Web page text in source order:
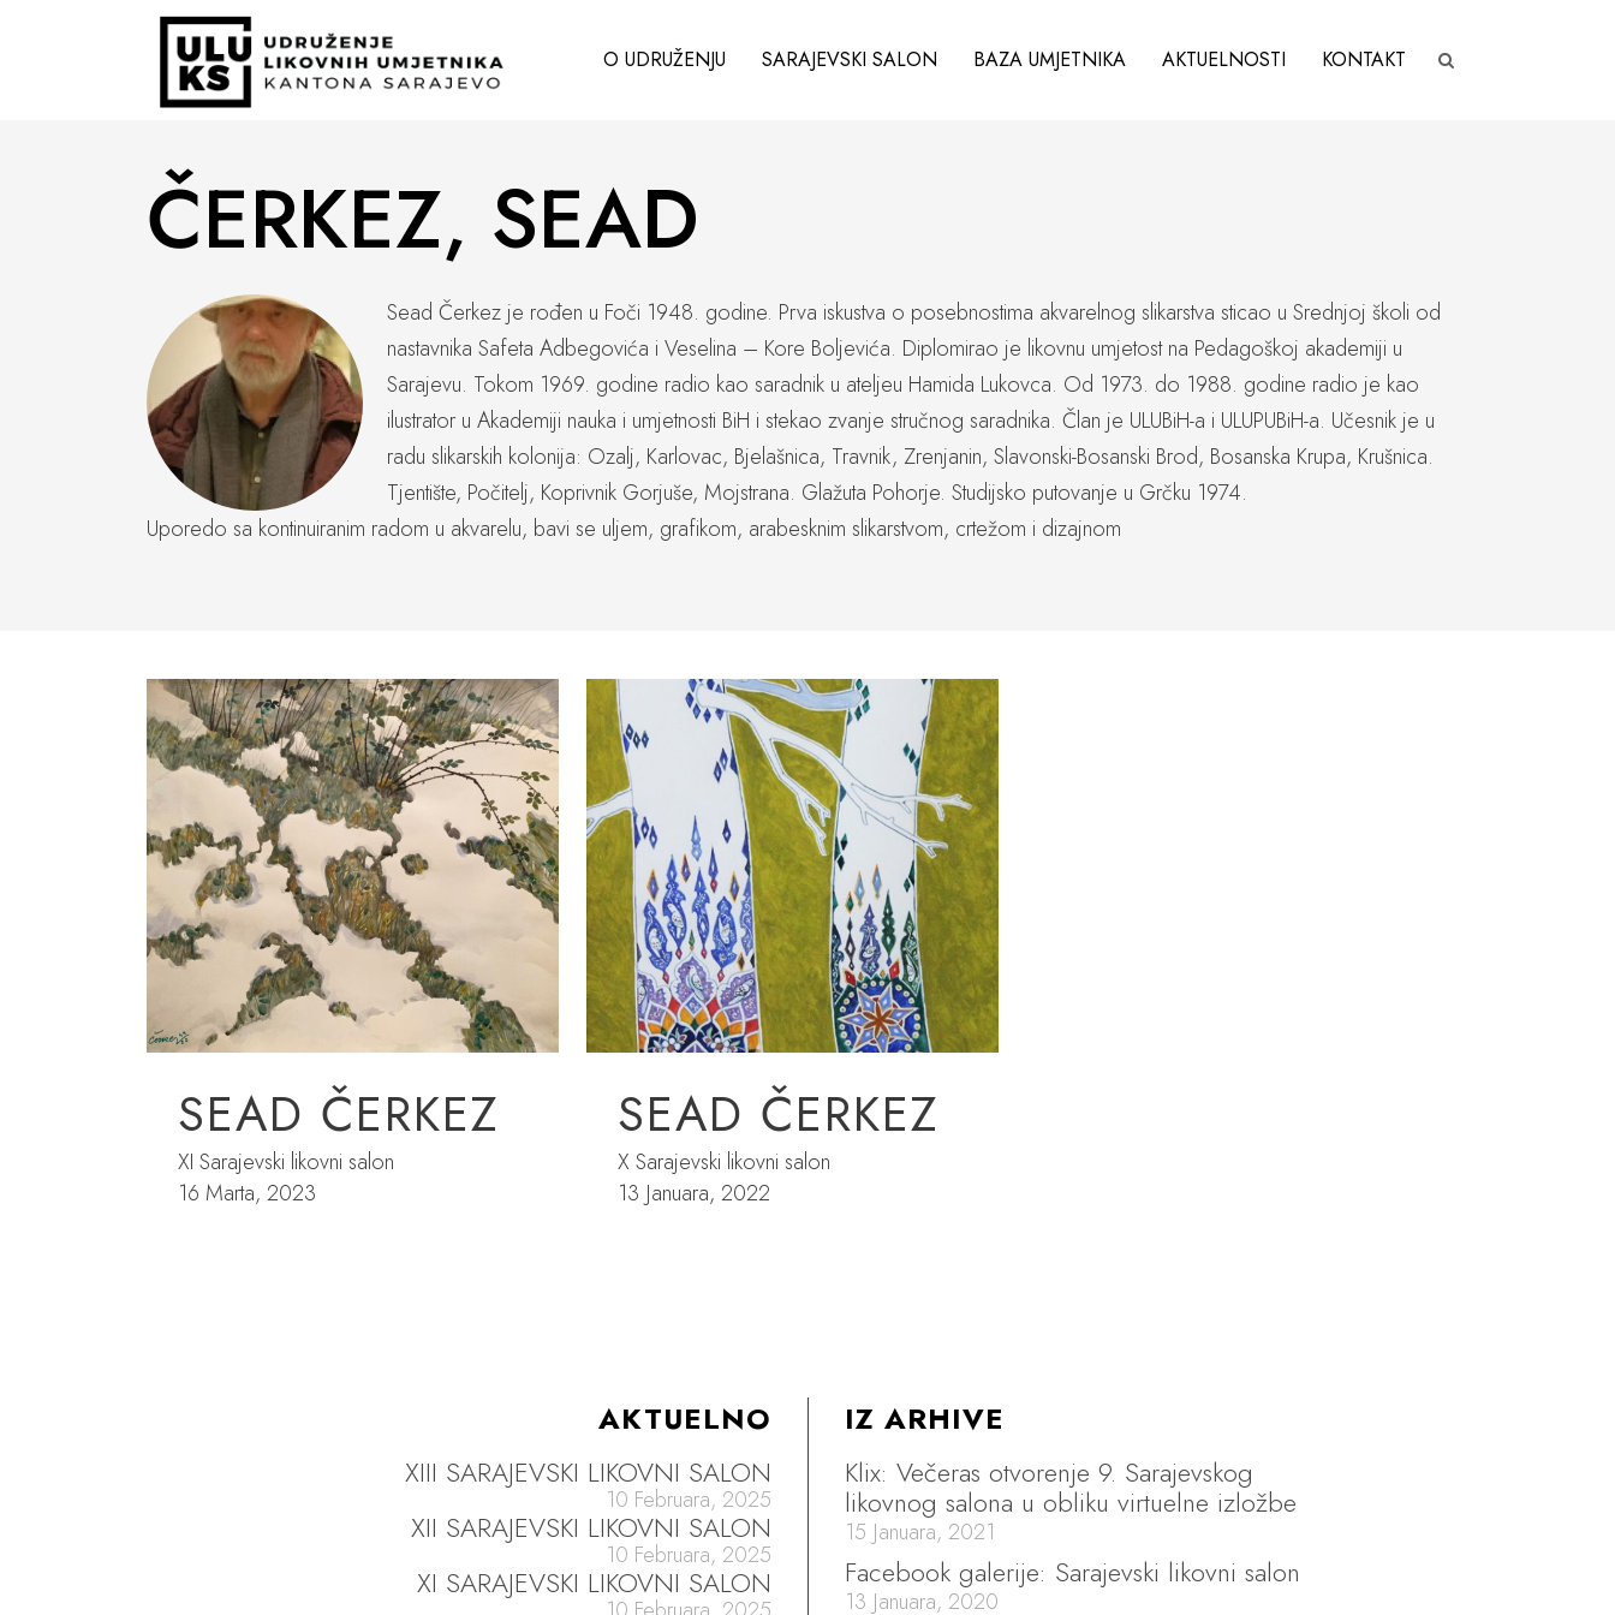
O UDRUŽENJU SARAJEVSKI SALON BAZA UMJETNIKA AKTUELNOSTI KONTAKT
ČERKEZ, SEAD
Sead Čerkez je rođen u Foči 1948. godine. Prva iskustva o posebnostima akvarelnog slikarstva sticao u Srednjoj školi od
nastavnika Safeta Adbegovića i Veselina – Kore Boljevića. Diplomirao je likovnu umjetost na Pedagoškoj akademiji u
Sarajevu. Tokom 1969. godine radio kao saradnik u ateljeu Hamida Lukovca. Od 1973. do 1988. godine radio je kao
ilustrator u Akademiji nauka i umjetnosti BiH i stekao zvanje stručnog saradnika. Član je ULUBiH-a i ULUPUBiH-a. Učesnik je u
radu slikarskih kolonija: Ozalj, Karlovac, Bjelašnica, Travnik, Zrenjanin, Slavonski-Bosanski Brod, Bosanska Krupa, Krušnica.
Tjentište, Počitelj, Koprivnik Gorjuše, Mojstrana. Glažuta Pohorje. Studijsko putovanje u Grčku 1974.
Uporedo sa kontinuiranim radom u akvarelu, bavi se uljem, grafikom, arabesknim slikarstvom, crtežom i dizajnom
SEAD ČERKEZ
XI Sarajevski likovni salon
16 Marta, 2023
SEAD ČERKEZ
X Sarajevski likovni salon
13 Januara, 2022
AKTUELNO
XIII SARAJEVSKI LIKOVNI SALON
10 Februara, 2025
XII SARAJEVSKI LIKOVNI SALON
10 Februara, 2025
XI SARAJEVSKI LIKOVNI SALON
IZ ARHIVE
Klix: Večeras otvorenje 9. Sarajevskog
likovnog salona u obliku virtuelne izložbe
15 Januara, 2021
Facebook galerije: Sarajevski likovni salon
13 Januara, 2020